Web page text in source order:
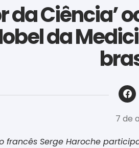
da
da
7 de
francês Serge Haroche